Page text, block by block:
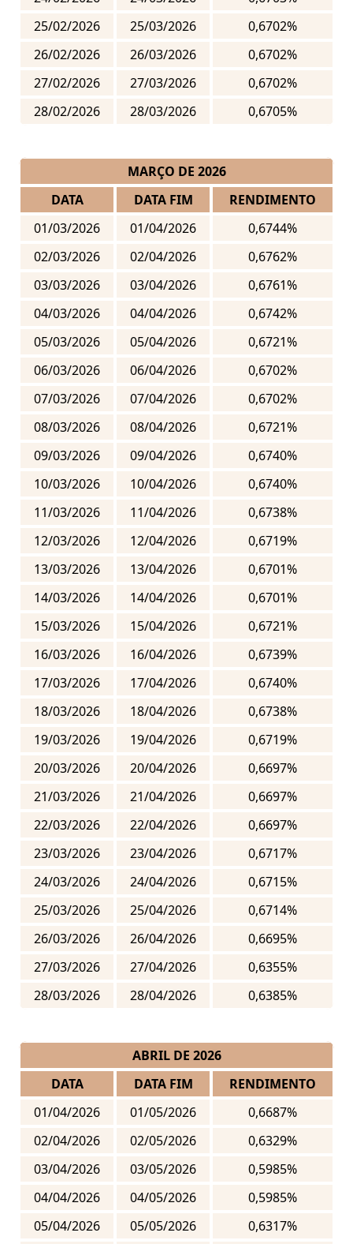
25/02/2026
25/03/2026
0,6702%
26/02/2026
26/03/2026
0,6702%
27/02/2026
27/03/2026
0,6702%
28/02/2026
28/03/2026 0,6705%
MARÇO DE 2026
DATA
DATA FIM
RENDIMENTO
01/03/2026
01/04/2026
0,6744%
02/03/2026
02/04/2026
0,6762%
03/03/2026
03/04/2026
0,6761%
04/03/2026
04/04/2026
0,6742%
05/03/2026
05/04/2026
0,6721%
06/03/2026
06/04/2026
0,6702%
07/03/2026
07/04/2026
0,6702%
08/03/2026
08/04/2026
0,6721%
09/03/2026
09/04/2026
0,6740%
10/03/2026
10/04/2026
0,6740%
11/03/2026
11/04/2026
0,6738%
12/03/2026
12/04/2026
0,6719%
13/03/2026
13/04/2026
0,6701%
14/03/2026
14/04/2026
0,6701%
15/03/2026
15/04/2026
0,6721%
16/03/2026
16/04/2026
0,6739%
17/03/2026
17/04/2026
0,6740%
18/03/2026
18/04/2026
0,6738%
19/03/2026
19/04/2026
0,6719%
20/03/2026
20/04/2026
0,6697%
21/03/2026
21/04/2026
0,6697%
22/03/2026
22/04/2026
0,6697%
23/03/2026
23/04/2026
0,6717%
24/03/2026
24/04/2026
0,6715%
25/03/2026
25/04/2026
0,6714%
26/03/2026
26/04/2026
0,6695%
27/03/2026
27/04/2026
0,6355%
28/03/2026
28/04/2026 0,6385%
ABRIL DE 2026
DATA
DATA FIM
RENDIMENTO
01/04/2026
01/05/2026
0,6687%
02/04/2026
02/05/2026
0,6329%
03/04/2026
03/05/2026
0,5985%
04/04/2026
04/05/2026
0,5985%
05/04/2026
05/05/2026
0,6317%